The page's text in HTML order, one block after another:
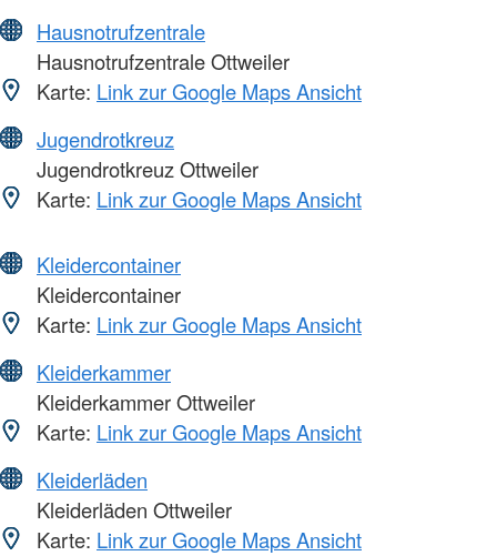
Hausnotrufzentrale
Hausnotrufzentrale Ottweiler
Karte: Link zur Google Maps Ansicht
Jugendrotkreuz
Jugendrotkreuz Ottweiler
Karte: Link zur Google Maps Ansicht
Kleidercontainer
Kleidercontainer
Karte: Link zur Google Maps Ansicht
Kleiderkammer
Kleiderkammer Ottweiler
Karte: Link zur Google Maps Ansicht
Kleiderläden
Kleiderläden Ottweiler
Karte: Link zur Google Maps Ansicht